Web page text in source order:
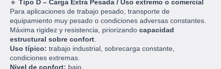
🔹 Tipo D – Carga Extra Pesada / Uso extremo o comercial
Para aplicaciones de trabajo pesado, transporte de
equipamiento muy pesado o condiciones adversas constantes.
Máxima rigidez y resistencia, priorizando capacidad
estructural sobre confort
Uso típico: trabajo industrial, sobrecarga constante,
condiciones extremas.
Nivel de confort: bajo.